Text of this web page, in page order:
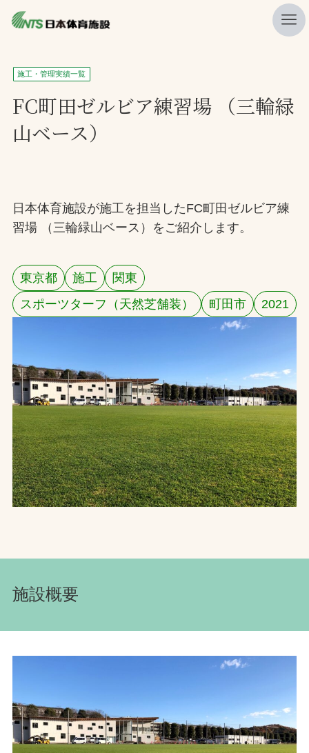
私たちの強み
ニュース
プレスリリース
施工・管理実績一覧
会社概要
採用情報
検索
お取引先の皆様へ
プライバシーポリシー
ソーシャルメディアポリシー
施工・管理実績一覧
FC町田ゼルビア練習場 （三輪緑
山ベース）
日本体育施設が施工を担当したFC町田ゼルビア練
習場 （三輪緑山ベース）をご紹介します。
東京都 施工
関東
スポーツターフ（天然芝舗装）
町田市 2021
施設概要